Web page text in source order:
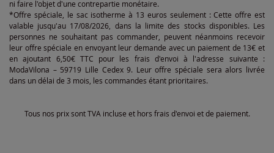
ni faire l'objet d'une contrepartie monétaire.
*Offre spéciale, le sac isotherme à 13 euros seulement : Cette offre est
valable jusqu'au 17/08/2026, dans la limite des stocks disponibles. Les
personnes ne souhaitant pas commander, peuvent néanmoins recevoir
leur offre spéciale en envoyant leur demande avec un paiement de 13€ et
en ajoutant 6,50€ TTC pour les frais d'envoi à l'adresse suivante :
ModaVilona – 59719 Lille Cedex 9. Leur offre spéciale sera alors livrée
dans un délai de 3 mois, les commandes étant prioritaires.
Tous nos prix sont TVA incluse et hors frais d'envoi et de paiement.